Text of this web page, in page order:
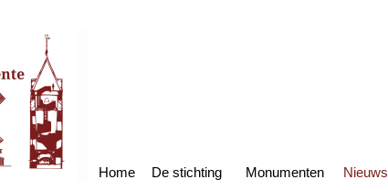
Home De stichting Monumenten Nieuws